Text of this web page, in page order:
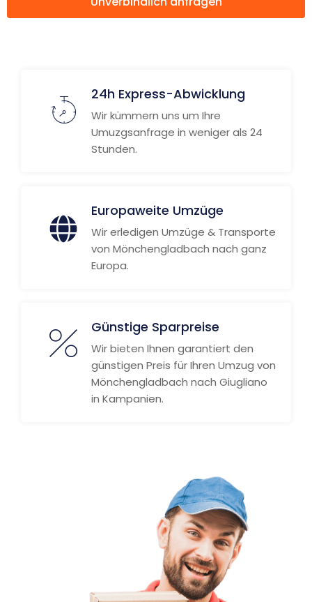
24h Express-Abwicklung
Wir kümmern uns um Ihre
Umuzgsanfrage in weniger als 24
Stunden.
Europaweite Umzüge
Wir erledigen Umzüge & Transporte
von Mönchengladbach nach ganz
Europa.
Günstige Sparpreise
Wir bieten Ihnen garantiert den
günstigen Preis für Ihren Umzug von
Mönchengladbach nach Giugliano
in Kampanien.